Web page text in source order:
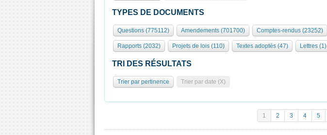
TYPES DE DOCUMENTS
Questions (775112) Amendements (701700) Comptes-rendus (23252)
Rapports (2032) Projets de lois (110) Textes adoptés (47) Lettres (1)
TRI DES RÉSULTATS
Trier par pertinence Trier par date (X)
1 2 3 4 5